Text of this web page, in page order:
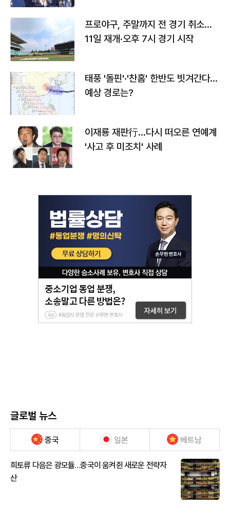
프로야구, 주말까지 전 경기 취소…
11일 재개·오후 7시 경기 시작
태풍 '돌핀'·'찬홈' 한반도 빗겨간다…
예상 경로는?
이재룡 재판行…다시 떠오른 연예계
'사고 후 미조치' 사례
글로벌 뉴스
중국 일본 베트남
희토류 다음은 광모듈…중국이 움켜쥔 새로운 전략자
산